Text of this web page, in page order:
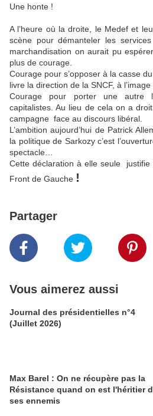
Une honte !
A l’heure où la droite, le Medef et
scène pour démanteler les
marchandisation on aurait pu
plus de courage.
Courage pour s’opposer à la casse
livre la direction de la SNCF, à
Courage pour porter une autre
capitalistes. Au lieu de cela on a
campagne face au discours libéral.
L’ambition aujourd’hui de Patrick
la politique de Sarkozy c’est
spectacle…
Cette déclaration à elle seule
Front de Gauche !
Partager
Vous aimerez aussi
Journal des présidentielles n°4
(Juillet 2026)
Max Barel : On ne récupère pas la
Résistance quand on est l'héritier
ses ennemis